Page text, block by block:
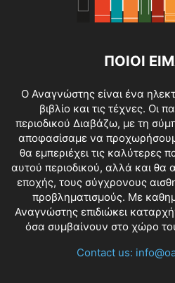
ΠΟΙΟΙ
O Αναγνώστης είναι ένα
βιβλίο και τις τέχνες. Οι
περιοδικού Διαβάζω, με τη
αποφασίσαμε να
θα εμπεριέχει τις καλύτερες
αυτού περιοδικού, αλλά και θα
εποχής, τους σύγχρονους
προβληματισμούς. Με
Αναγνώστης επιδιώκει
όσα συμβαίνουν στο χώρο
Contact us: